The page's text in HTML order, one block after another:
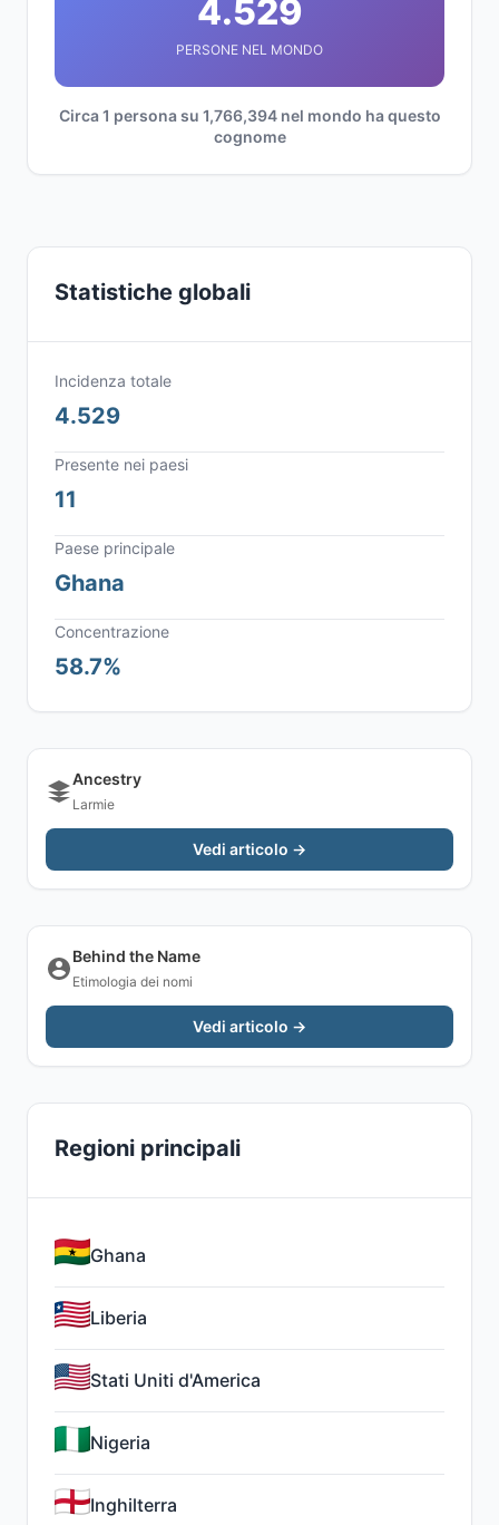
4.529
PERSONE NEL MONDO
Circa 1 persona su 1,766,394 nel mondo ha questo
cognome
Statistiche globali
Incidenza totale
4.529
Presente nei paesi
11
Paese principale
Ghana
Concentrazione
58.7%
Ancestry
Larmie
Vedi articolo →
Behind the Name
Etimologia dei nomi
Vedi articolo →
Regioni principali
Ghana
Liberia
Stati Uniti d'America
Nigeria
Inghilterra